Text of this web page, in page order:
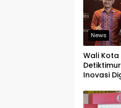
News
Wali Kota
Inovasi